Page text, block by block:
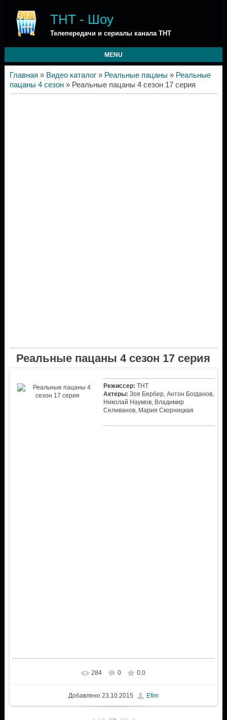
ТНТ - Шоу
Телепередачи и сериалы канала ТНТ
MENU
Главная » Видео каталог» Реальные пацаны » Реальные
пацаны 4 сезон» Реальные пацаны 4 сезон 17 серия
Реальные пацаны 4 сезон 17 серия
Режиссер: ТНТ
Актеры: Зоя Бербер, Антон Богданов,
Николай Наумов, Владимир
Селиванов, Мария Скорницкая
284 0 0.0
Добавлено23.10.2015 Efim